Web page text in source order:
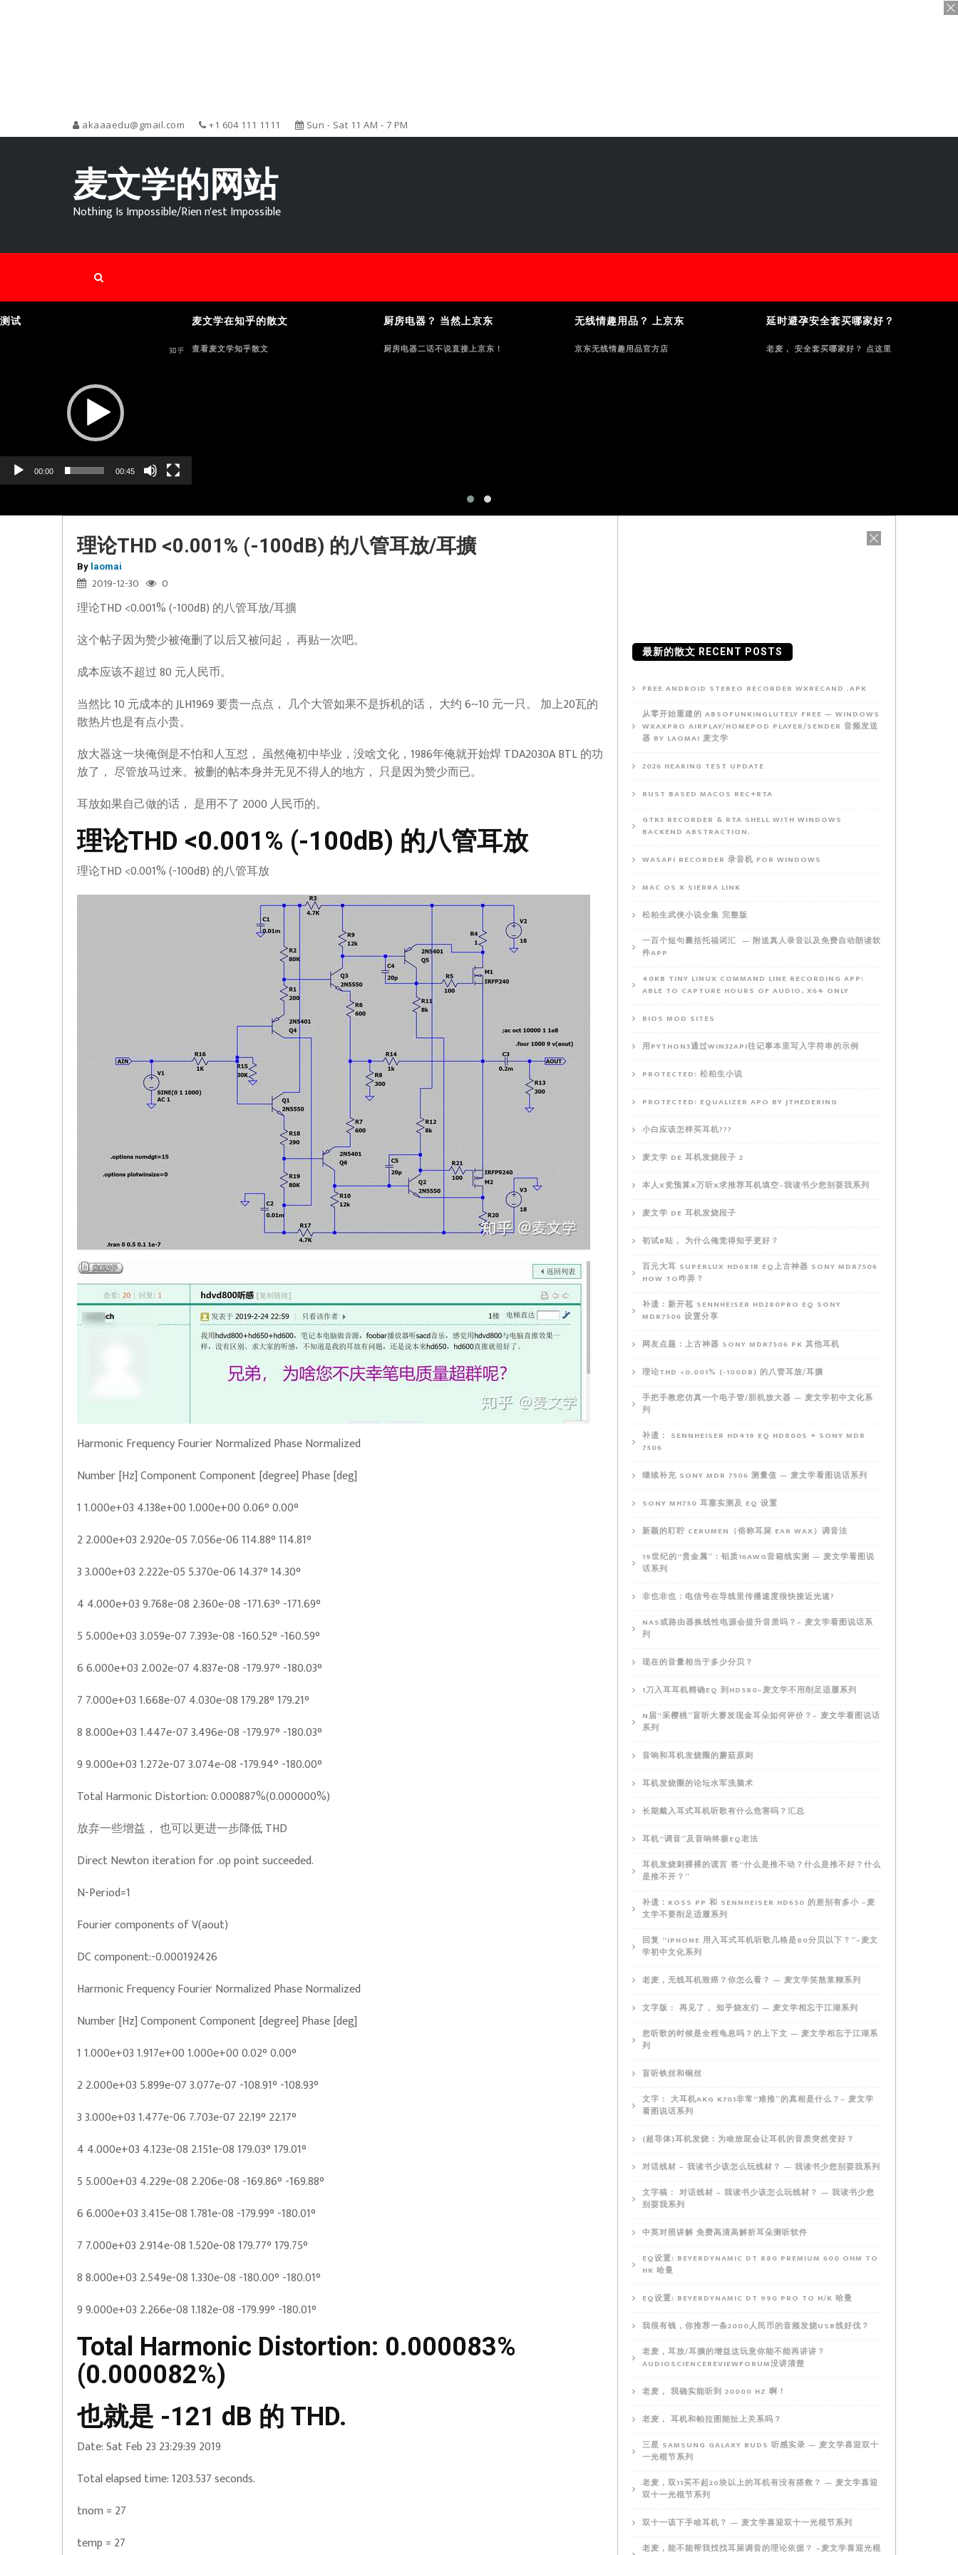
akaaaedu@gmail.com +1 604 111 1111 Sun - Sat 11 AM - 7 PM
麦文学的网站
Nothing Is Impossible/Rien n'est Impossible
测试
00:00 00:45
麦文学在知乎的散文
查看麦文学知乎散文
厨房电器？ 当然上京东
厨房电器二话不说直接上京东！
无线情趣用品？ 上京东
京东无线情趣用品官方店
延时避孕安全套买哪家好？
老麦， 安全套买哪家好？ 点这里
理论THD <0.001% (-100dB) 的八管耳放/耳擴
By laomai
2019-12-30 0
理论THD <0.001% (-100dB) 的八管耳放/耳擴
这个帖子因为赞少被俺删了以后又被问起， 再贴一次吧。
成本应该不超过 80 元人民币。
当然比 10 元成本的 JLH1969 要贵一点点， 几个大管如果不是拆机的话， 大约 6~10 元一只。 加上20瓦的
散热片也是有点小贵。
放大器这一块俺倒是不怕和人互怼， 虽然俺初中毕业，没啥文化，1986年俺就开始焊 TDA2030A BTL 的功
放了， 尽管放马过来。被删的帖本身并无见不得人的地方， 只是因为赞少而已。
耳放如果自己做的话， 是用不了 2000 人民币的。
理论THD <0.001% (-100dB) 的八管耳放
理论THD <0.001% (-100dB) 的八管耳放
Harmonic Frequency Fourier Normalized Phase Normalized
Number [Hz] Component Component [degree] Phase [deg]
1 1.000e+03 4.138e+00 1.000e+00 0.06° 0.00°
2 2.000e+03 2.920e-05 7.056e-06 114.88° 114.81°
3 3.000e+03 2.222e-05 5.370e-06 14.37° 14.30°
4 4.000e+03 9.768e-08 2.360e-08 -171.63° -171.69°
5 5.000e+03 3.059e-07 7.393e-08 -160.52° -160.59°
6 6.000e+03 2.002e-07 4.837e-08 -179.97° -180.03°
7 7.000e+03 1.668e-07 4.030e-08 179.28° 179.21°
8 8.000e+03 1.447e-07 3.496e-08 -179.97° -180.03°
9 9.000e+03 1.272e-07 3.074e-08 -179.94° -180.00°
Total Harmonic Distortion: 0.000887%(0.000000%)
放弃一些增益， 也可以更进一步降低 THD
Direct Newton iteration for .op point succeeded.
N-Period=1
Fourier components of V(aout)
DC component:-0.000192426
Harmonic Frequency Fourier Normalized Phase Normalized
Number [Hz] Component Component [degree] Phase [deg]
1 1.000e+03 1.917e+00 1.000e+00 0.02° 0.00°
2 2.000e+03 5.899e-07 3.077e-07 -108.91° -108.93°
3 3.000e+03 1.477e-06 7.703e-07 22.19° 22.17°
4 4.000e+03 4.123e-08 2.151e-08 179.03° 179.01°
5 5.000e+03 4.229e-08 2.206e-08 -169.86° -169.88°
6 6.000e+03 3.415e-08 1.781e-08 -179.99° -180.01°
7 7.000e+03 2.914e-08 1.520e-08 179.77° 179.75°
8 8.000e+03 2.549e-08 1.330e-08 -180.00° -180.01°
9 9.000e+03 2.266e-08 1.182e-08 -179.99° -180.01°
Total Harmonic Distortion: 0.000083%
(0.000082%)
也就是 -121 dB 的 THD.
Date: Sat Feb 23 23:29:39 2019
Total elapsed time: 1203.537 seconds.
tnom = 27
temp = 27
最新的散文 RECENT POSTS
FREE ANDROID STEREO RECORDER WXRECAND .APK
从零开始重建的 ABSOFUNKINGLUTELY FREE — WINDOWS
WXAXPRO AIRPLAY/HOMEPOD PLAYER/SENDER 音频发送
器 BY LAOMAI 麦文学
2026 HEARING TEST UPDATE
RUST BASED MACOS REC+RTA
GTK3 RECORDER & RTA SHELL WITH WINDOWS
BACKEND ABSTRACTION.
WASAPI RECORDER 录音机 FOR WINDOWS
MAC OS X SIERRA LINK
松柏生武侠小说全集 完整版
一百个短句囊括托福词汇 — 附送真人录音以及免费自动朗读软
件APP
40KB TINY LINUX COMMAND LINE RECORDING APP:
ABLE TO CAPTURE HOURS OF AUDIO, X64 ONLY
BIOS MOD SITES
用PYTHON3通过WIN32API往记事本里写入字符串的示例
PROTECTED: 松柏生小说
PROTECTED: EQUALIZER APO BY JTHEDERING
小白应该怎样买耳机???
麦文学 DE 耳机发烧段子 2
本人X党预算X万听X求推荐耳机填空–我读书少您别耍我系列
麦文学 DE 耳机发烧段子
初试B站， 为什么俺觉得知乎更好？
百元大耳 SUPERLUX HD681B EQ上古神器 SONY MDR7506
HOW TO咋弄？
补遗：新开苞 SENNHEISER HD280PRO EQ SONY
MDR7506 设置分享
网友点题：上古神器 SONY MDR7506 PK 其他耳机
理论THD <0.001% (-100DB) 的八管耳放/耳擴
手把手教您仿真一个电子管/胆机放大器 — 麦文学初中文化系
列
补遗： SENNHEISER HD419 EQ HD800S + SONY MDR
7506
继续补充 SONY MDR 7506 测量值 — 麦文学看图说话系列
SONY MH750 耳塞实测及 EQ 设置
新颖的耵聍 CERUMEN（俗称耳屎 EAR WAX）调音法
19世纪的“贵金属”：铝质16AWG音箱线实测 — 麦文学看图说
话系列
非也非也：电信号在导线里传播速度很快接近光速?
NAS或路由器换线性电源会提升音质吗？– 麦文学看图说话系
列
现在的音量相当于多少分贝？
1刀入耳耳机精确EQ 到HD580–麦文学不用削足适履系列
N届“采樱桃”盲听大赛发现金耳朵如何评价？– 麦文学看图说话
系列
音响和耳机发烧圈的蘑菇原则
耳机发烧圈的论坛水军洗脑术
长期戴入耳式耳机听歌有什么危害吗？汇总
耳机“调音”及音响终极EQ老法
耳机发烧刺裸裸的谎言 答“什么是推不动？什么是推不好？什么
是推不开？”
补遗：KOSS PP 和 SENNHEISER HD650 的差别有多小 –麦
文学不要削足适履系列
回复 “IPHONE 用入耳式耳机听歌几格是80分贝以下？”–麦文
学初中文化系列
老麦，无线耳机致癌？你怎么看？ — 麦文学笑熬浆糊系列
文字版： 再见了， 知乎烧友们 — 麦文学相忘于江湖系列
您听歌的时候是全程龟息吗？的上下文 — 麦文学相忘于江湖系
列
盲听铁丝和铜丝
文字： 大耳机AKG K701非常“难推”的真相是什么？– 麦文学
看图说话系列
(超导体)耳机发烧：为啥放屁会让耳机的音质突然变好？
对话线材 – 我读书少该怎么玩线材？ — 我读书少您别耍我系列
文字稿： 对话线材 – 我读书少该怎么玩线材？ — 我读书少您
别耍我系列
中英对照讲解 免费高清高解析耳朵测听软件
EQ设置: BEYERDYNAMIC DT 880 PREMIUM 600 OHM TO
HK 哈曼
EQ设置: BEYERDYNAMIC DT 990 PRO TO H/K 哈曼
我很有钱，你推荐一条2000人民币的音频发烧USB线好伐？
老麦，耳放/耳擴的增益这玩意你能不能再讲讲？
AUDIOSCIENCEREVIEWFORUM没讲清楚
老麦， 我确实能听到 20000 HZ 啊！
老麦， 耳机和帕拉图能扯上关系吗？
三星 SAMSUNG GALAXY BUDS 听感实录 — 麦文学喜迎双十
一光棍节系列
老麦，双11买不起20块以上的耳机有没有搭救？ — 麦文学喜迎
双十一光棍节系列
双十一该下手啥耳机？ — 麦文学喜迎双十一光棍节系列
老麦，能不能帮我找找耳屎调音的理论依据？ –麦文学喜迎光棍